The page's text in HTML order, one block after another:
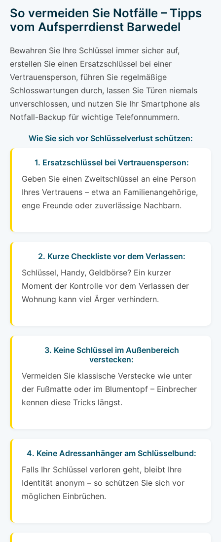
So vermeiden Sie Notfälle – Tipps
vom Aufsperrdienst Barwedel
Bewahren Sie Ihre Schlüssel immer sicher auf,
erstellen Sie einen Ersatzschlüssel bei einer
Vertrauensperson, führen Sie regelmäßige
Schlosswartungen durch, lassen Sie Türen niemals
unverschlossen, und nutzen Sie Ihr Smartphone als
Notfall-Backup für wichtige Telefonnummern.
Wie Sie sich vor Schlüsselverlust schützen:
1. Ersatzschlüssel bei Vertrauensperson:
Geben Sie einen Zweitschlüssel an eine Person
Ihres Vertrauens – etwa an Familienangehörige,
enge Freunde oder zuverlässige Nachbarn.
2. Kurze Checkliste vor dem Verlassen:
Schlüssel, Handy, Geldbörse? Ein kurzer
Moment der Kontrolle vor dem Verlassen der
Wohnung kann viel Ärger verhindern.
3. Keine Schlüssel im Außenbereich
verstecken:
Vermeiden Sie klassische Verstecke wie unter
der Fußmatte oder im Blumentopf – Einbrecher
kennen diese Tricks längst.
4. Keine Adressanhänger am Schlüsselbund:
Falls Ihr Schlüssel verloren geht, bleibt Ihre
Identität anonym – so schützen Sie sich vor
möglichen Einbrüchen.